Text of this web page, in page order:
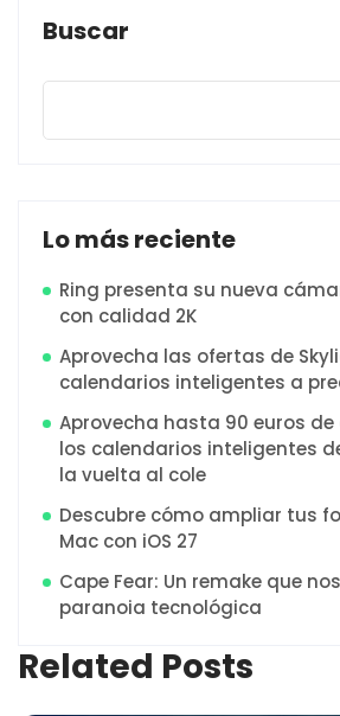
Buscar
Lo más reciente
Ring presenta su nueva
con calidad 2K
Aprovecha las ofertas de
calendarios inteligentes a
Aprovecha hasta 90 euros de
los calendarios inteligentes
la vuelta al cole
Descubre cómo ampliar tus
Mac con iOS 27
Cape Fear: Un remake que
paranoia tecnológica
Related Posts